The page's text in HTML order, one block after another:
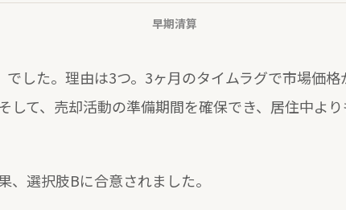
早期清算
でした。理由は3つ。3ヶ月のタイムラグで市場価
して、売却活動の準備期間を確保でき、居住中よ
、選択肢Bに合意されました。